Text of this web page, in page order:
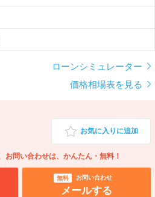
ローンシミュレーター
価格相場表を見る
お気に入りに追加
お問い合わせは、かんたん・無料！
無料 お問い合わせ
メールする